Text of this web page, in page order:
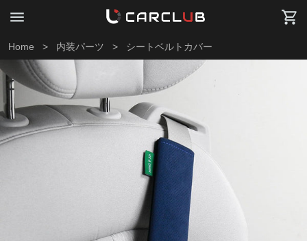
Home > 内装パーツ > シートベルトカバー